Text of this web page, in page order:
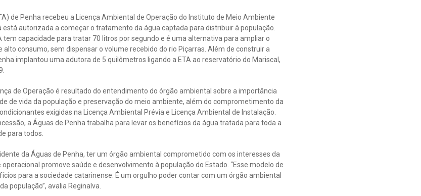
de Penha recebeu a Licença Ambiental de Operação do Instituto de Meio Ambiente
está autorizada a começar o tratamento da água captada para distribuir à população.
tem capacidade para tratar 70 litros por segundo e é uma alternativa para ampliar o
consumo, sem dispensar o volume recebido do rio Piçarras. Além de construir a
implantou uma adutora de 5 quilômetros ligando a ETA ao reservatório do Mariscal,
de Operação é resultado do entendimento do órgão ambiental sobre a importância
de vida da população e preservação do meio ambiente, além do comprometimento da
exigidas na Licença Ambiental Prévia e Licença Ambiental de Instalação.
a Águas de Penha trabalha para levar os benefícios da água tratada para toda a
para todos.
da Águas de Penha, ter um órgão ambiental comprometido com os interesses da
promove saúde e desenvolvimento à população do Estado. “Esse modelo de
para a sociedade catarinense. É um orgulho poder contar com um órgão ambiental
população”, avalia Reginalva.